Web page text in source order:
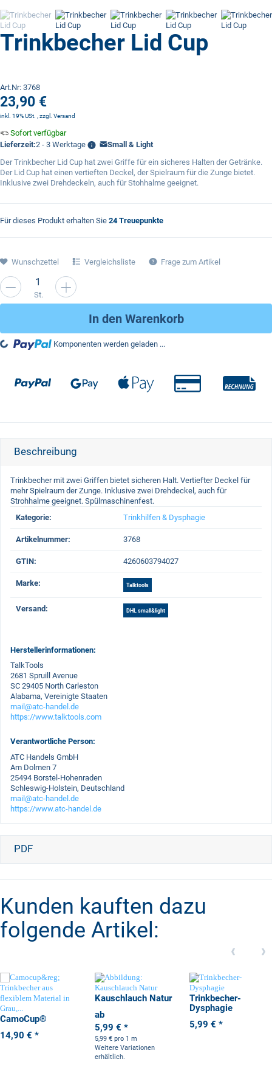
Trinkbecher Lid Cup
Art.Nr: 3768
23,90 €
inkl. 19% USt. , zzgl. Versand
Sofort verfügbar
Lieferzeit:2 - 3 Werktage
Small & Light
Der Trinkbecher Lid Cup hat zwei Griffe für ein sicheres Halten der Getränke.
Der Lid Cup hat einen vertieften Deckel, der Spielraum für die Zunge bietet.
Inklusive zwei Drehdeckeln, auch für Stohhalme geeignet.
Für dieses Produkt erhalten Sie 24Treuepunkte
St.
In den Warenkorb
Komponenten werden geladen ...
Zahlungsmethoden
Wunschzettel Vergleichsliste Frage zum Artikel
Beschreibung
Trinkbecher mit zwei Griffen bietet sicheren Halt. Vertiefter Deckel für
mehr Spielraum der Zunge. Inklusive zwei Drehdeckel, auch für
Strohhalme geeignet. Spülmaschinenfest.
Produkteigenschaft
Wert
Kategorie: Trinkhilfen & Dysphagie
Artikelnummer: 3768
GTIN: 4260603794027
Marke‍: Talktools
Versand‍: DHL small&light
Herstellerinformationen:
TalkTools
2681 Spruill Avenue
SC 29405 North Carleston
Alabama, Vereinigte Staaten
mail@atc-handel.de
https://www.talktools.com
Verantwortliche Person:
ATC Handels GmbH
Am Dolmen 7
25494 Borstel-Hohenraden
Schleswig-Holstein, Deutschland
mail@atc-handel.de
https://www.atc-handel.de
PDF
Kunden kauften dazu
folgende Artikel:
CamoCup®
14,90 € *
Kauschlauch Natur
ab
5,99 € *
5,99 € pro 1 m
Weitere Variationen
erhältlich.
Trinkbecher-
Dysphagie
5,99 € *